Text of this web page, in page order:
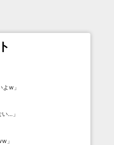
よw 」
い… 」
」